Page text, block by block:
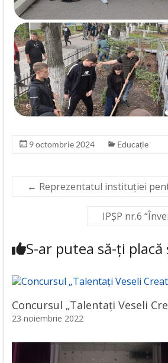
9 octombrie 2024 Educație
← Reprezentatul instituției
IPȘP nr.6
S-ar putea să-ți placă
Concursul „Talentați Veseli
23 noiembrie 2022